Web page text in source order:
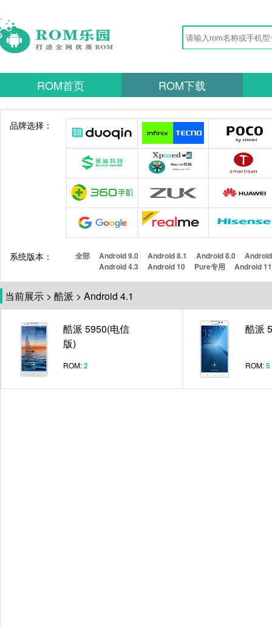
ROM首页 ROM下载
品牌选择：
系统版本： 全部 Android 9.0 Android 8.1 Android 8.0
Android 4.3
Android 10 Pure专用 Android 11
当前展示 > 酷派 > Android 4.1
酷派 5950(电信
版)
ROM:2
酷派
ROM:5